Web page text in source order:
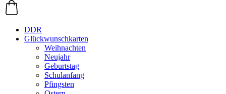
DDR
Glückwunschkarten
Weihnachten
Neujahr
Geburtstag
Schulanfang
Pfingsten